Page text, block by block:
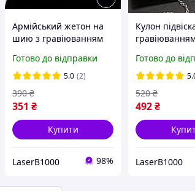
Армійський жетон на
шию з гравіюванням
військовому жетону з
написом / жетон на
замовлення
Готово до відправки
5.0 (2)
351 ₴
390 ₴
Купити
LaserB1000 98%
Кулон
на подарунок
Кулон в
замовлення
Готово до
492₴
520 ₴
LaserB1000